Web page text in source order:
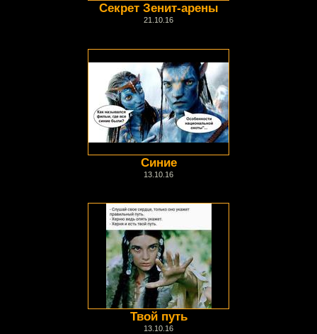
Секрет Зенит-арены
21.10.16
Синие
13.10.16
Твой путь
13.10.16